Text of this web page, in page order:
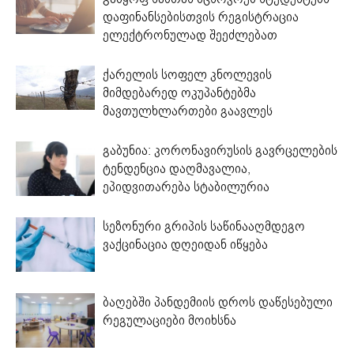
დაფინანსებისთვის რეგისტრაცია
ელექტრონულად შეეძლებათ
ქარელის სოფელ კნოლევის
მიმდებარედ ოკუპანტებმა
მავთულხლართები გაავლეს
გაბუნია: კორონავირუსის გავრცელების
ტენდენცია დაღმავალია,
ეპიდვითარება სტაბილურია
სეზონური გრიპის საწინააღმდეგო
ვაქცინაცია დღეიდან იწყება
ბაღებში პანდემიის დროს დაწესებული
რეგულაციები მოიხსნა